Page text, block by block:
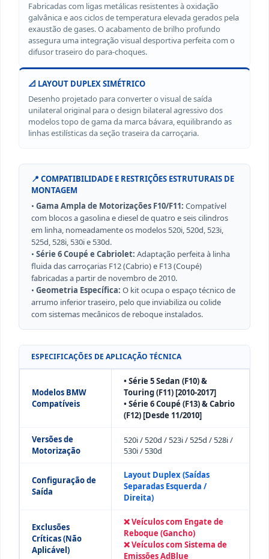
Fabricadas com ligas metálicas resistentes à oxidação
galvânica e aos ciclos de temperatura elevada gerados pela
exaustão de gases. O acabamento de brilho profundo
assegura uma integração visual desportiva perfeita com o
difusor traseiro do para-choques.
📐 LAYOUT DUPLEX SIMÉTRICO
Desenho projetado para converter o visual de saída
unilateral original para o design bilateral agressivo dos
modelos topo de gama da marca bávara, equilibrando as
linhas estilísticas da seção traseira da carroçaria.
📍 COMPATIBILIDADE E RESTRIÇÕES ESTRUTURAIS DE
MONTAGEM
• Gama Ampla de Motorizações F10/F11: Compatível
com blocos a gasolina e diesel de quatro e seis cilindros
em linha, nomeadamente os modelos 520i, 520d, 523i,
525d, 528i, 530i e 530d.
• Série 6 Coupé e Cabriolet: Adaptação perfeita à linha
fluida das carroçarias F12 (Cabrio) e F13 (Coupé)
fabricadas a partir de novembro de 2010.
• Geometria Específica: O kit ocupa o espaço técnico de
arrumo inferior traseiro, pelo que inviabiliza ou colide
com sistemas mecânicos de reboque instalados.
ESPECIFICAÇÕES DE APLICAÇÃO TÉCNICA
Modelos BMW
Compatíveis
• Série 5 Sedan (F10) &
Touring (F11) [2010-2017]
• Série 6 Coupé (F13) & Cabrio
(F12) [Desde 11/2010]
Versões de
Motorização
520i / 520d / 523i / 525d / 528i /
530i / 530d
Configuração de
Saída
Layout Duplex (Saídas
Separadas Esquerda /
Direita)
Exclusões
Críticas (Não
Aplicável)
❌ Veículos com Engate de
Reboque (Gancho)
❌ Veículos com Sistema de
Emissões AdBlue